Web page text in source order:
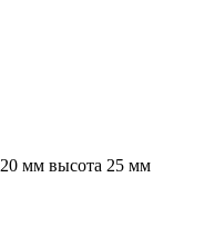
мм высота 25 мм